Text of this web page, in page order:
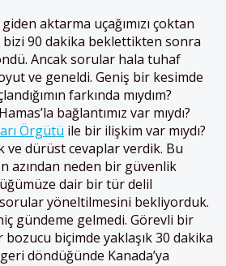
aktarma uçağımızı çoktan
bizi 90 dakika beklettikten sonra
Ancak sorular hala tuhaf
ve geneldi. Geniş bir kesimde
farkında mıydım?
bağlantımız var mıydı?
Örgütü ile bir ilişkim var mıydı?
ve dürüst cevaplar verdik. Bu
azından neden bir güvenlik
dair bir tür delil
yöneltilmesini bekliyorduk.
gündeme gelmedi. Görevli bir
biçimde yaklaşık 30 dakika
döndüğünde Kanada’ya